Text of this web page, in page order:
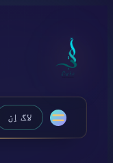
content
لاگ اِن